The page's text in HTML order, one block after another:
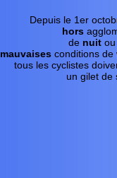
Depuis le 1er
hors
de nuitou
mauvaisesconditions de
tous les cyclistes
un gilet de